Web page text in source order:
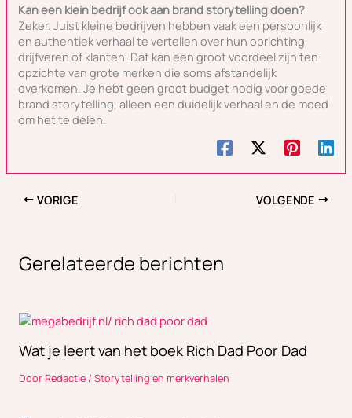
Kan een klein bedrijf ook aan brand storytelling doen?
Zeker. Juist kleine bedrijven hebben vaak een persoonlijk
en authentiek verhaal te vertellen over hun oprichting,
drijfveren of klanten. Dat kan een groot voordeel zijn ten
opzichte van grote merken die soms afstandelijk
overkomen. Je hebt geen groot budget nodig voor goede
brand storytelling, alleen een duidelijk verhaal en de moed
om het te delen.
VORIGE VOLGENDE
Gerelateerde berichten
Wat je leert van het boek Rich Dad Poor Dad
DoorRedactie / Storytelling en merkverhalen